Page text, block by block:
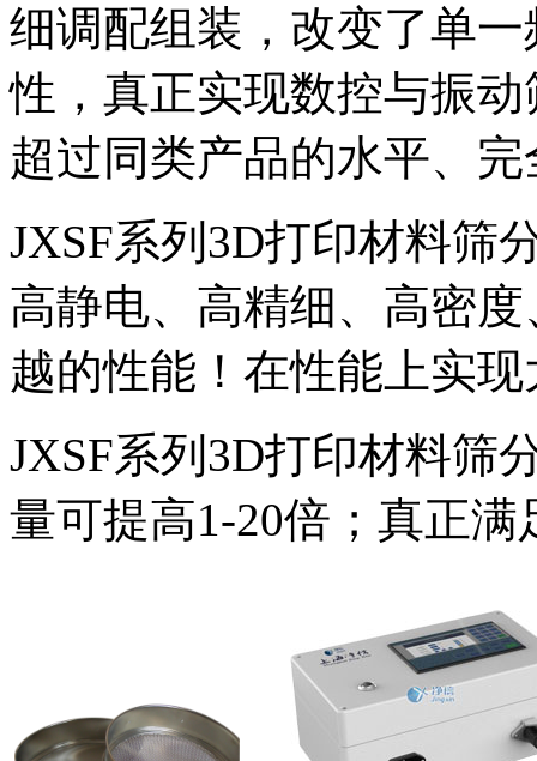
细调配组装，改变了单
性，真正实现数控与振
超过同类产品的水平、
JXSF系列3D打印材料筛
高静电、高精细、高密
越的性能！在性能上实
JXSF系列3D打印材料筛
量可提高1-20倍；真正